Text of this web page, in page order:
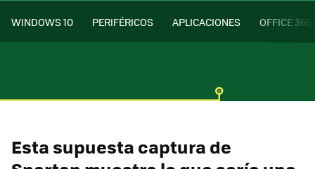
WINDOWS 10 PERIFÉRICOS APLICACIONES OFFICE 365
Esta supuesta captura de